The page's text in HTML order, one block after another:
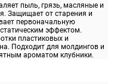
пыль, грязь, масляные и
Защищает от старения и
первоначальную
эффектом.
пластиковых и
Подходит для молдингов и
ароматом клубники.